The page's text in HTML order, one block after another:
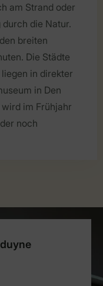
am Strand oder
die Natur.
breiten
Die Städte
in direkter
in Den
im Frühjahr
noch